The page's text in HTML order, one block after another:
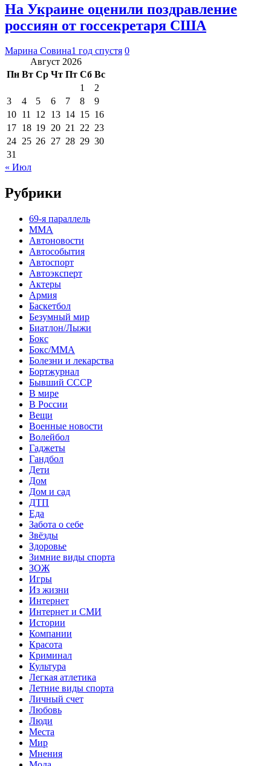
На Украине оценили поздравление
россиян от госсекретаря США
Марина Совина1 год спустя 0
Август 2026
Пн Вт Ср Чт Пт Сб Вс
1
2
3
4 5 6 7 8
9
10 11 12 13 14 15 16
17 18 19 20 21 22 23
24 25 26 27 28 29 30
31
« Июл
Рубрики
69-я параллель
MMA
Автоновости
Автособытия
Автоспорт
Автоэксперт
Актеры
Армия
Баскетбол
Безумный мир
Биатлон/Лыжи
Бокс
Бокс/MMA
Болезни и лекарства
Бортжурнал
Бывший СССР
В мире
В России
Вещи
Военные новости
Волейбол
Гаджеты
Гандбол
Дети
Дом
Дом и сад
ДТП
Еда
Забота о себе
Звёзды
Здоровье
Зимние виды спорта
ЗОЖ
Игры
Из жизни
Интернет
Интернет и СМИ
Истории
Компании
Красота
Криминал
Культура
Легкая атлетика
Летние виды спорта
Личный счет
Любовь
Люди
Места
Мир
Мнения